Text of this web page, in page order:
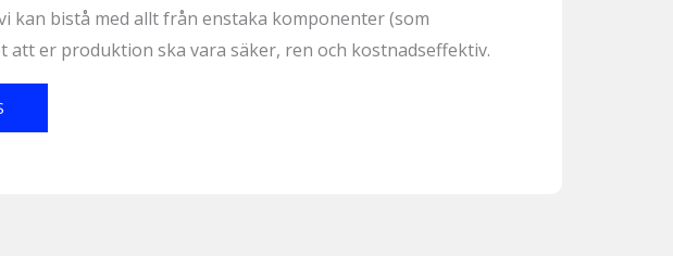
kan bistå med allt från enstaka komponenter (som
er produktion ska vara säker, ren och kostnadseffektiv.